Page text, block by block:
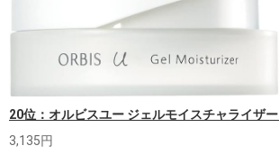
20位：オルビスユー ジェルモイスチャライザー
3,135円